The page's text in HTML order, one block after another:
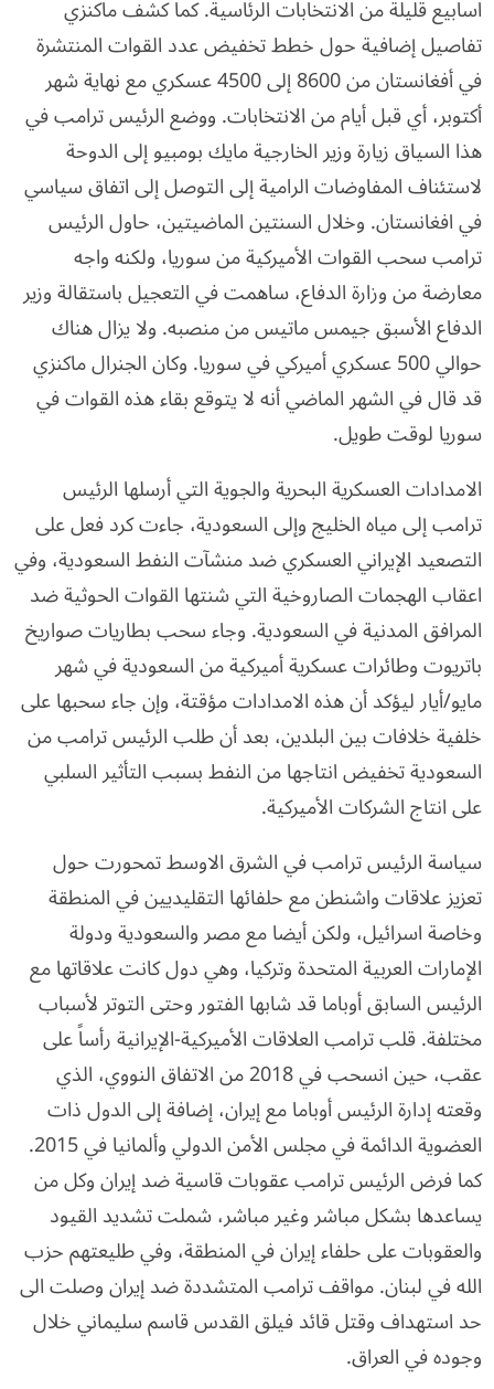
اسابيع قليلة من الانتخابات الرئاسية. كما كشف ماكنزي
تفاصيل إضافية حول خطط تخفيض عدد القوات المنتشرة
في أفغانستان من 8600 إلى 4500 عسكري مع نهاية شهر
أكتوبر، أي قبل أيام من الانتخابات. ووضع الرئيس ترامب في
هذا السياق زيارة وزير الخارجية مايك بومبيو إلى الدوحة
لاستئناف المفاوضات الرامية إلى التوصل إلى اتفاق سياسي
في افغانستان. وخلال السنتين الماضيتين، حاول الرئيس
ترامب سحب القوات الأميركية من سوريا، ولكنه واجه
معارضة من وزارة الدفاع، ساهمت في التعجيل باستقالة وزير
الدفاع الأسبق جيمس ماتيس من منصبه. ولا يزال هناك
حوالي 500 عسكري أميركي في سوريا. وكان الجنرال ماكنزي
قد قال في الشهر الماضي أنه لا يتوقع بقاء هذه القوات في
سوريا لوقت طويل.
الامدادات العسكرية البحرية والجوية التي أرسلها الرئيس
ترامب إلى مياه الخليج وإلى السعودية، جاءت كرد فعل على
التصعيد الإيراني العسكري ضد منشآت النفط السعودية، وفي
اعقاب الهجمات الصاروخية التي شنتها القوات الحوثية ضد
المرافق المدنية في السعودية. وجاء سحب بطاريات صواريخ
باتريوت وطائرات عسكرية أميركية من السعودية في شهر
مايو/أيار ليؤكد أن هذه الامدادات مؤقتة، وإن جاء سحبها على
خلفية خلافات بين البلدين، بعد أن طلب الرئيس ترامب من
السعودية تخفيض انتاجها من النفط بسبب التأثير السلبي
على انتاج الشركات الأميركية.
سياسة الرئيس ترامب في الشرق الاوسط تمحورت حول
تعزيز علاقات واشنطن مع حلفائها التقليديين في المنطقة
وخاصة اسرائيل، ولكن أيضا مع مصر والسعودية ودولة
الإمارات العربية المتحدة وتركيا، وهي دول كانت علاقاتها مع
الرئيس السابق أوباما قد شابها الفتور وحتى التوتر لأسباب
مختلفة. قلب ترامب العلاقات الأميركية-الإيرانية رأساً على
عقب، حين انسحب في 2018 من الاتفاق النووي، الذي
وقعته إدارة الرئيس أوباما مع إيران، إضافة إلى الدول ذات
العضوية الدائمة في مجلس الأمن الدولي وألمانيا في 2015.
كما فرض الرئيس ترامب عقوبات قاسية ضد إيران وكل من
يساعدها بشكل مباشر وغير مباشر، شملت تشديد القيود
والعقوبات على حلفاء إيران في المنطقة، وفي طليعتهم حزب
الله في لبنان. مواقف ترامب المتشددة ضد إيران وصلت الى
حد استهداف وقتل قائد فيلق القدس قاسم سليماني خلال
وجوده في العراق.